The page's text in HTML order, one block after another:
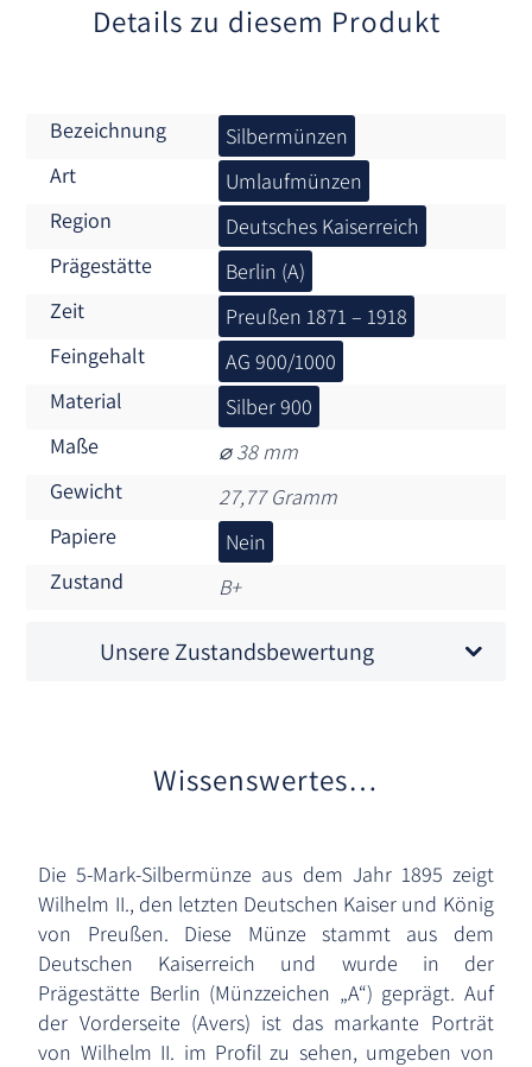
Details zu diesem Produkt
Bezeichnung
Silbermünzen
Art
Umlaufmünzen
Region
Deutsches Kaiserreich
Prägestätte
Berlin (A)
Zeit
Preußen 1871 – 1918
Feingehalt
AG 900/1000
Material
Silber 900
Maße
⌀ 38 mm
Gewicht
27,77 Gramm
Papiere
Nein
Zustand
B+
Unsere Zustandsbewertung
Wissenswertes…
Die 5-Mark-Silbermünze aus dem Jahr 1895 zeigt
Wilhelm II., den letzten Deutschen Kaiser und König
von Preußen. Diese Münze stammt aus dem
Deutschen Kaiserreich und wurde in der
Prägestätte Berlin (Münzzeichen „A“) geprägt. Auf
der Vorderseite (Avers) ist das markante Porträt
von Wilhelm II. im Profil zu sehen, umgeben von